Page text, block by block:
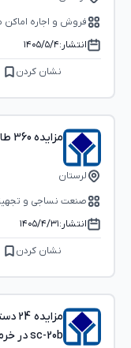
فروش و اجاره
انتشار:۱۴۰۵/۵/۴
نشان کردن
مزایده 360 طاقه پارچه پرنسس در خرم آباد
لرستان
صنعت نساجی و
انتشار:۱۴۰۵/۴/۳۱
نشان کردن
sc-20b در خرم آباد